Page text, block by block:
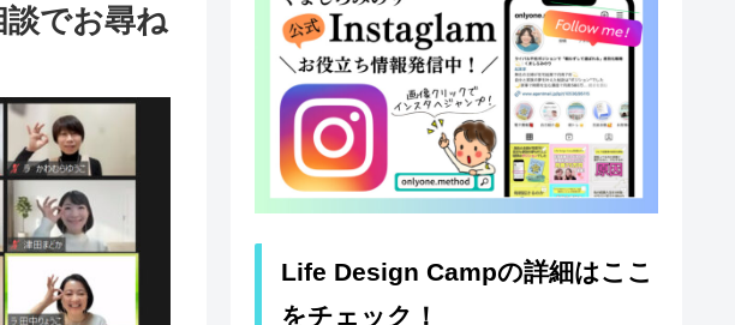
でお尋ね
Life Design Campの詳細はここ
をチェック！